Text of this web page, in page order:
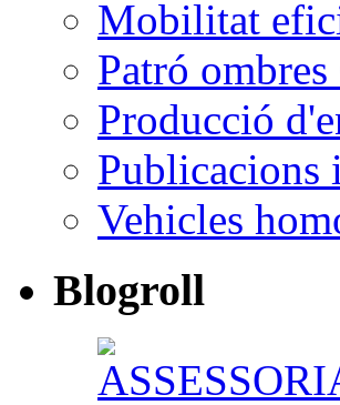
Mobilitat
Patró
Producció
Publicacions
Vehicles
Blogroll